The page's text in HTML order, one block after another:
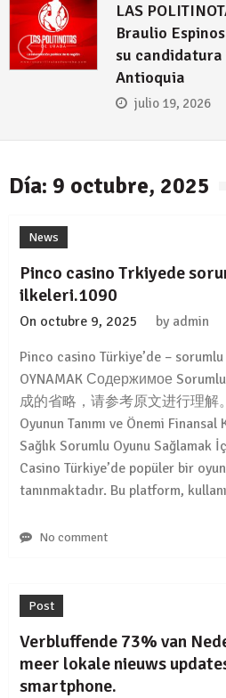
de
LAS
Urabá
Día: 9 octubre, 2025
News
Pinco casino Trkiyede
ilkeleri.1090
On octubre 9, 2025 by admin
Pinco casino Türkiye’de –
OYNAMAK Содержимое
成的省略，请参考原文进行理解
Oyunun Tanımı ve Önemi
Sağlık Sorumlu Oyunu Sağlamak
Casino Türkiye’de popüler bir
tanınmaktadır. Bu platform,
No comment
Post
Verbluffende 73% van
meer lokale nieuws
smartphone.